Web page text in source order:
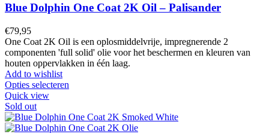
Blue Dolphin One Coat 2K Oil – Palisander
€79,95
One Coat 2K Oil is een oplosmiddelvrije, impregnerende 2
componenten 'full solid' olie voor het beschermen en kleuren van
houten oppervlakken in één laag.
Add to wishlist
Opties selecteren
Quick view
Sold out